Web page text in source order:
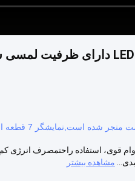
7 قطعه ای با توان کم
قوی، استفاده راحتمصرف انرژی کم،
مشاهده بیشتر